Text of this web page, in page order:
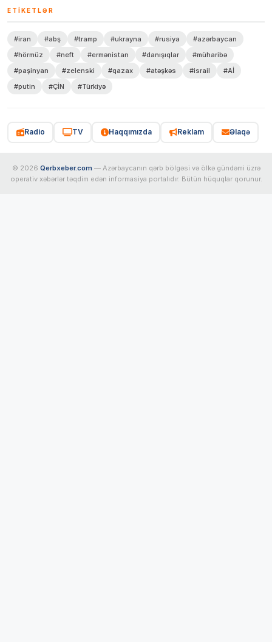
ETIKETLƏR
#iran #abş #tramp #ukrayna #rusiya
#azərbaycan
#hörmüz
#neft #ermənistan #danışıqlar
#müharibə
#paşinyan
#zelenski #qazax #atəşkəs #israil
#Aİ
#putin
#ÇİN #Türkiyə
Radio TV Haqqımızda Reklam Əlaqə
© 2026 Qerbxeber.com — Azərbaycanın qərb bölgəsi və ölkə gündəmi üzrə
operativ xəbərlər təqdim edən informasiya portalıdır. Bütün hüquqlar qorunur.